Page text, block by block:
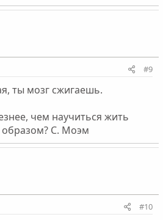
#9
ты мозг сжигаешь.
чем научиться жить
С. Моэм
#10